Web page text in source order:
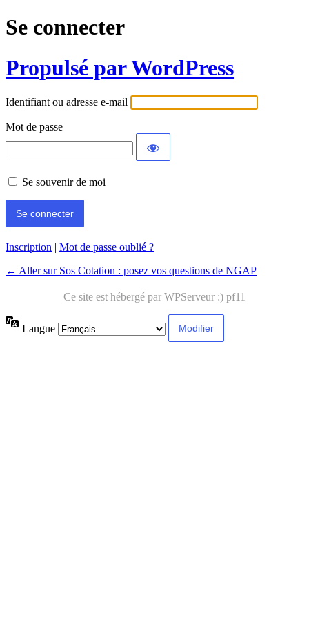
Se connecter
Propulsé par WordPress
Identifiant ou adresse e-mail
Mot de passe
Se souvenir de moi
Inscription | Mot de passe oublié ?
← Aller sur Sos Cotation : posez vos questions de NGAP
Langue